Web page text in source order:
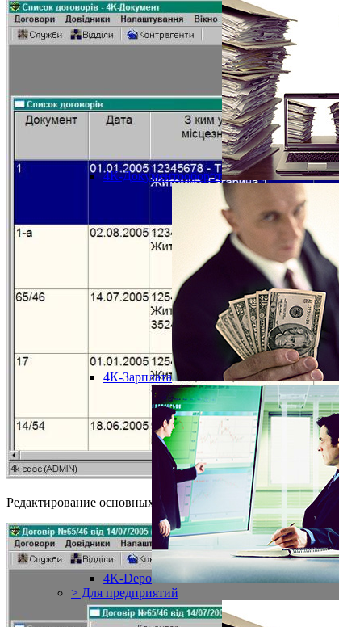
4К-Документооборот
4К-Зарплата
4K-Depo
> Для предприятий
Редактирование основных параметров договора: